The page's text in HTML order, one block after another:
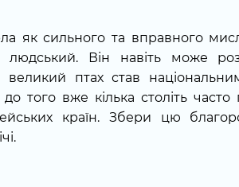
як сильного та вправного
людський. Він навіть може
великий птах став
того вже кілька століть
країн. Збери цю